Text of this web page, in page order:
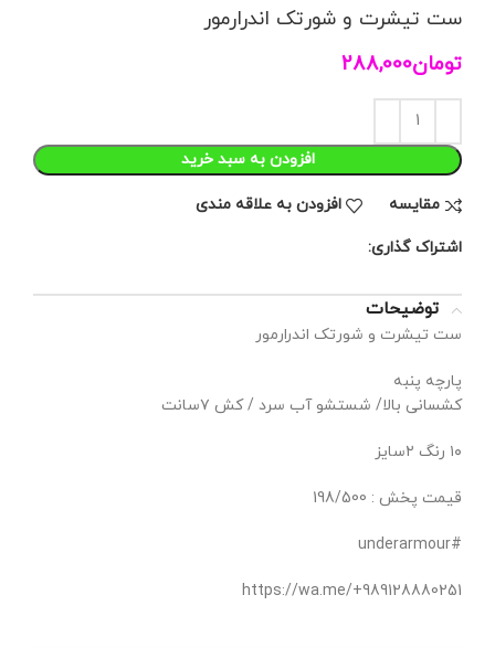
ست تیشرت و شورتک اندرارمور
تومان288,000
افزودن به سبد خرید
مقايسه افزودن به علاقه مندی
اشتراک گذاری:
توضیحات
ست تیشرت و شورتک اندرارمور
پارچه پنبه
کشسانی بالا/ شستشو آب سرد / کش ۷سانت
۱۰ رنگ ۲سایز
قیمت پخش : 198/500
#underarmour
https://wa.me/+989128880251